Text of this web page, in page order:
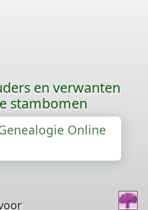
en verwanten
stambomen
Online